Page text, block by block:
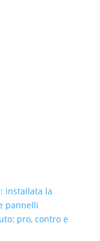
installata la
pannelli
pro, contro e